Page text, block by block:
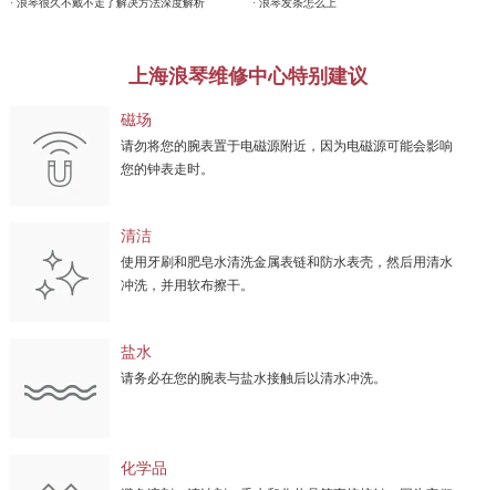
· 浪琴很久不戴不走了解决方法深度解析 · 浪琴发条怎么上
上海浪琴维修中心特别建议
磁场
请勿将您的腕表置于电磁源附近，因为电磁源可能会影响
您的钟表走时。
清洁
使用牙刷和肥皂水清洗金属表链和防水表壳，然后用清水
冲洗，并用软布擦干。
盐水
请务必在您的腕表与盐水接触后以清水冲洗。
化学品